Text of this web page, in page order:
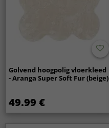
Golvend hoogpolig vloerkleed
- Aranga Super Soft Fur (beige)
49.99 €